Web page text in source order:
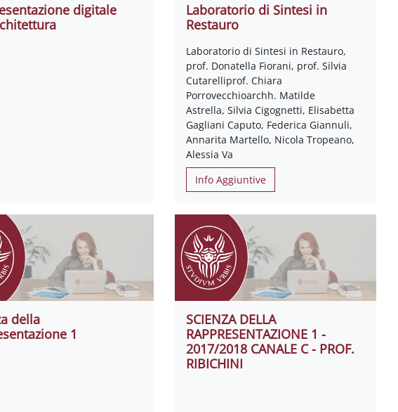
digitale
Laboratorio di Sintesi in
Restauro
Laboratorio di Sintesi in Restauro,
prof. Donatella Fiorani, prof. Silvia
Cutarelliprof. Chiara
Porrovecchioarchh. Matilde
Astrella, Silvia Cigognetti, Elisabetta
Gagliani Caputo, Federica Giannuli,
Annarita Martello, Nicola Tropeano,
Alessia Va
Info Aggiuntive
della
1
SCIENZA DELLA
RAPPRESENTAZIONE 1 -
2017/2018 CANALE C - PROF.
RIBICHINI